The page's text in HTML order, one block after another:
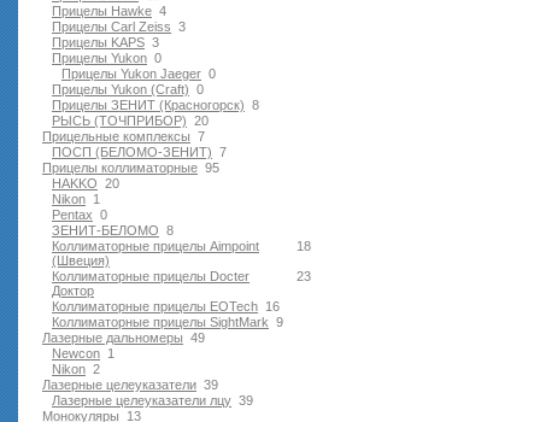
4
Прицелы Hawke
3
Прицелы Carl Zeiss
3
Прицелы KAPS
0
Прицелы Yukon
0
Прицелы Yukon Jaeger
0
Прицелы Yukon (Craft)
8
Прицелы ЗЕНИТ (Красногорск)
20
РЫСЬ (ТОЧПРИБОР)
7
Прицельные комплексы
7
ПОСП (БЕЛОМО-ЗЕНИТ)
95
Прицелы коллиматорные
20
HAKKO
1
Nikon
0
Pentax
8
ЗЕНИТ-БЕЛОМО
18
Коллиматорные прицелы Aimpoint
(Швеция)
23
Коллиматорные прицелы Docter
Доктор
16
Коллиматорные прицелы EOTech
9
Коллиматорные прицелы SightMark
49
Лазерные дальномеры
1
Newcon
2
Nikon
39
Лазерные целеуказатели
39
Лазерные целеуказатели лцу
13
Монокуляры